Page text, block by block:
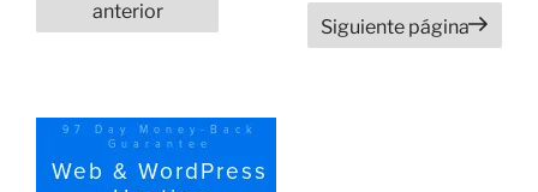
entradas
anterior
Siguiente página